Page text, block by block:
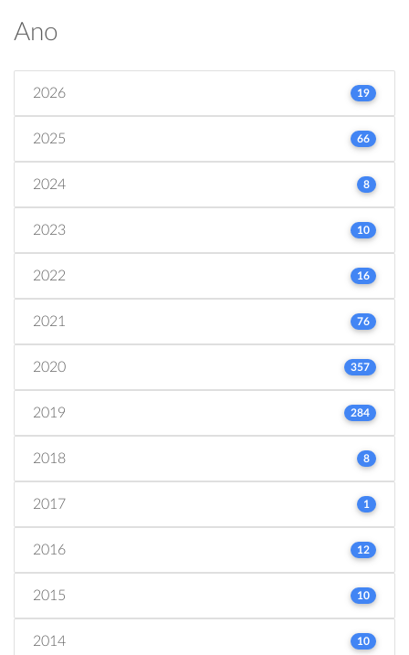
Ano
2026 19
2025 66
2024 8
2023 10
2022 16
2021 76
2020 357
2019 284
2018 8
2017 1
2016 12
2015 10
2014 10